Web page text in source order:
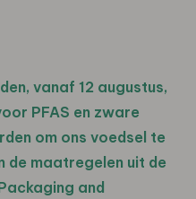
vanaf 12 augustus,
PFAS en zware
om ons voedsel te
de maatregelen uit de
and